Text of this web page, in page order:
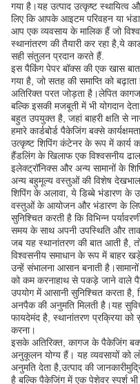
गया है।यह उत्पाद उत्कृष्ट स्थायित्व
लिए कि आपके आइटम परिवहन या
आप एक व्यवसाय के मालिक हैं जो
स्थानांतरण की तैयारी कर रहा है,ये
सही संतुलन प्रदान करते हैं.
इस पैकिंग पेपर बॉक्स की एक खास
गया है, जो सतह की समाप्ति को
अतिरिक्त परत जोड़ता है।लेपित
बल्कि इसकी मजबूती में भी योगदान
बहुत उपयुक्त है, जहां बाहरी क्षति से
हमारे कार्डबोर्ड पैकेजिंग बक्से
उत्कृष्ट शिपिंग कंटेनर के रूप में कार्य
हैंडलिंग के खिलाफ एक विश्वसनीय
इलेक्ट्रॉनिक्स और अन्य सामानों के
अन्य बहुमूल्य वस्तुओं की विशेष देखभाल
शिपिंग के अलावा, ये डिब्बे भंडारण के
वस्तुओं के आयोजन और भंडारण के लिए
सुनिश्चित करती है कि विभिन्न
समय के साथ अपनी उपस्थिति और
जब यह स्थानांतरण की बात आती है,
विश्वसनीय समाधान के रूप में बाहर
उन्हें संभालना आसान बनाती
को कम करनाहाथ से पकड़े जाने वाले
उपयोग में आसानी सुनिश्चित करता
अनपैक की अनुमति मिलती है।यह
फायदेमंद है, स्थानांतरण प्रक्रिया को
करना।
इसके अतिरिक्त, कागज के पैकेजिंग
अनुकूलन योग्य हैं। यह व्यवसायों को
अनुमति देता है,उत्पाद की
है बल्कि पैकेजिंग में एक पेशेवर स्पर्श